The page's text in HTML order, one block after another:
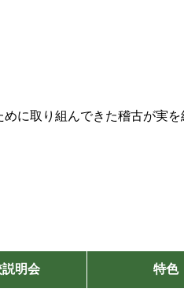
に取り組んできた稽古が実を
明会 特色